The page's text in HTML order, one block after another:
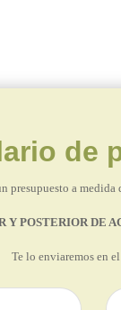
de
presupuesto a
POSTERIOR DE
Te lo enviaremos en